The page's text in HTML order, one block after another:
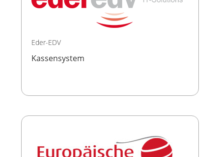
Eder-EDV
Kassensystem